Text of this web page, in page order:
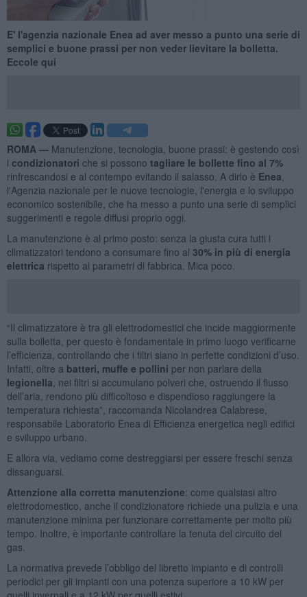
E' l'agenzia nazionale Enea ad aver messo a punto una serie di
semplici e buone prassi per non veder lievitare la bolletta.
Eccole qui
ROMA — Manutenzione, tecnologia, buone prassi: è gestendo così
i condizionatori che si possono tagliare le bollette fino al 7%
rinfrescandosi e al contempo evitando il salasso. A dirlo è Enea
l'Agenzia nazionale per le nuove tecnologie, l'energia e lo sviluppo
economico sostenibile, che ha messo a punto una serie di semplici
suggerimenti e regole diffusi proprio oggi.
La manutenzione è al primo posto: senza la giusta cura tutti i
climatizzatori tendono a consumare fino al 30% in più di energia
elettrica rispetto ai parametri di fabbrica. Mica poco.
“Il climatizzatore è tra gli elettrodomestici che incide maggiormente
sulla bolletta, per questo è fondamentale in primo luogo verificarne
l’efficienza, controllando che i filtri siano in perfette condizioni d’uso.
Infatti, oltre a batteri, muffe e pollini per non parlare della
legionella , nei filtri si accumulano polveri che, ostruendo il flusso
dell’aria, rendono più difficoltoso e dispendioso raggiungere la
temperatura richiesta”, raccomanda Nicolandrea Calabrese,
responsabile Laboratorio Enea di Efficienza energetica negli edifici
e sviluppo urbano.
E allora via, vediamo come destreggiarsi per essere freschi senza
dissanguarsi.
Attenzione alla corretta manutenzione: come qualsiasi altro
elettrodomestico, anche il condizionatore richiede una pulizia e una
manutenzione minima per funzionare correttamente per molto più
tempo. Inoltre, è importante controllare la tenuta del circuito del
gas.
La normativa prevede l’obbligo del libretto impianto e di controlli
periodici per gli impianti con una potenza superiore a 10 kW per